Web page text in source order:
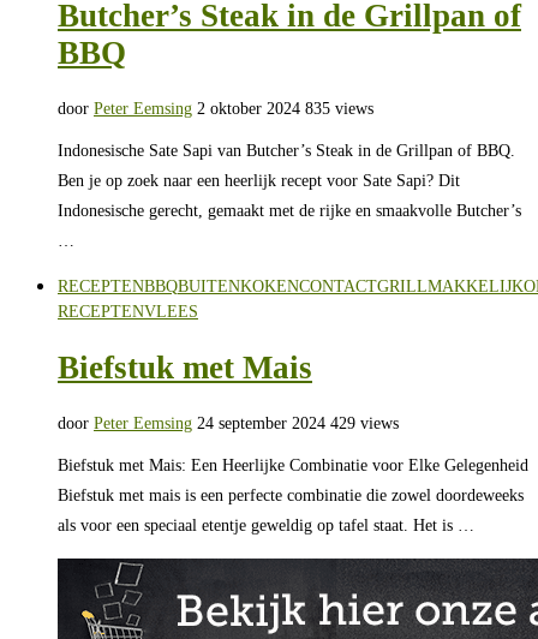
Butcher’s Steak in de Grillpan of
BBQ
door Peter Eemsing 2 oktober 2024 835 views
Indonesische Sate Sapi van Butcher’s Steak in de Grillpan of BBQ.
Ben je op zoek naar een heerlijk recept voor Sate Sapi? Dit
Indonesische gerecht, gemaakt met de rijke en smaakvolle Butcher’s
RECEPTENBBQBUITENKOKENCONTACTGRILLMAKKELIJK
RECEPTENVLEES
Biefstuk met Mais
door Peter Eemsing 24 september 2024 429 views
Biefstuk met Mais: Een Heerlijke Combinatie voor Elke Gelegenheid
Biefstuk met mais is een perfecte combinatie die zowel doordeweeks
als voor een speciaal etentje geweldig op tafel staat. Het is …